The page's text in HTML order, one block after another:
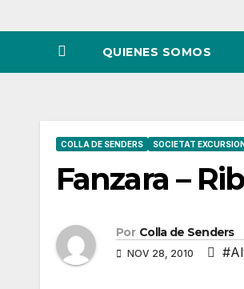
QUIENES SOMOS
COLLA DE SENDERS SOCIETAT
Fanzara –
Por Colla de Senders
NOV 28, 2010